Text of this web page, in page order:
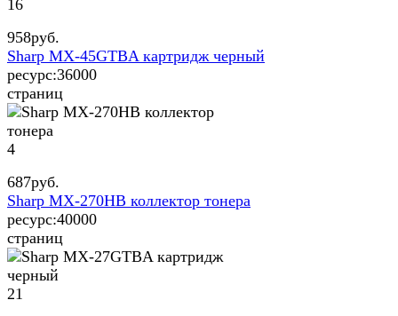
16
958руб.
Sharp MX-45GTBA картридж черный
ресурс:36000
страниц
4
687руб.
Sharp MX-270HB коллектор тонера
ресурс:40000
страниц
21